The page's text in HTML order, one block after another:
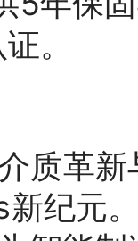
。
质革
纪元